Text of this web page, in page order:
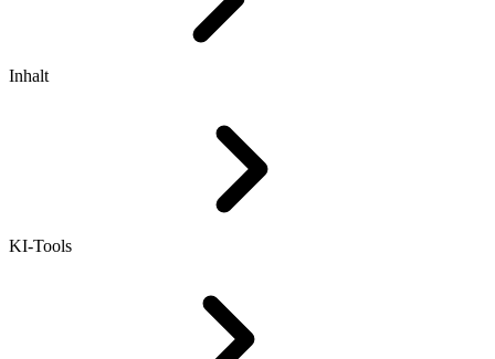
Inhalt
KI-Tools